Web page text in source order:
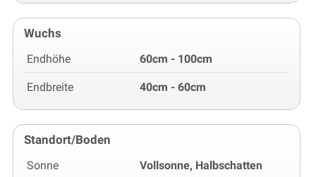
Wuchs
Endhöhe 60cm - 100cm
Endbreite 40cm - 60cm
Standort/Boden
Sonne Vollsonne, Halbschatten